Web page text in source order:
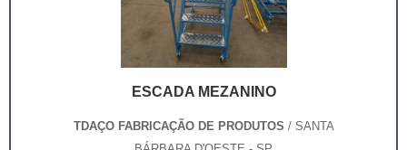
para o envio por todo o Brasil e estrutura
suficiente para atender todas as demandas,
tudo isso para oferecer escada para estoque
TDAÇO possui diferenciais que a mantém
ESCADA MEZANINO
TDAÇO FABRICAÇÃO DE PRODUTOS / SANTA